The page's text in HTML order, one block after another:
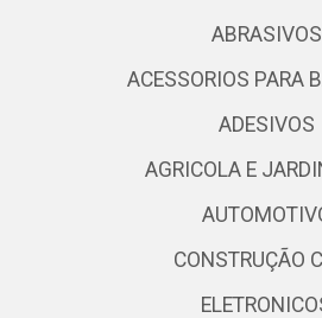
ABRASIVOS
ACESSORIOS PARA
ADESIVOS
AGRICOLA E
CONSTRUÇÃO